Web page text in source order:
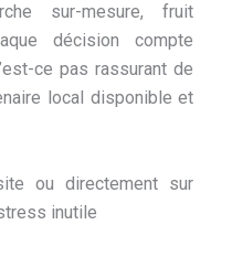
sur-mesure, fruit
décision compte
ce pas rassurant de
local disponible et
ou directement sur
inutile